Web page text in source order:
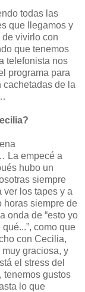
todas las
que llegamos y
de vivirlo con
que tenemos
telefonista nos
programa para
cachetadas de la
La empecé a
hubo un
siempre
ver los tapes y a
horas siempre de
onda de “esto yo
como que
con Cecilia,
graciosa, y
el stress del
tenemos gustos
lo que